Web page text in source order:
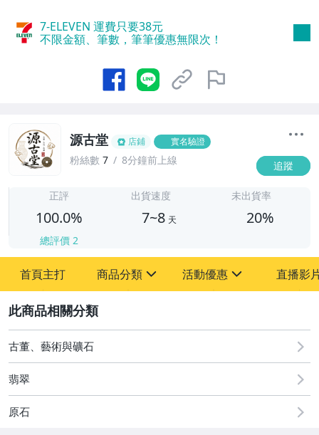
7-ELEVEN 運費只要38元
不限金額、筆數，筆筆優惠無限次！
源古堂 店鋪 實名驗證
粉絲數 7 8分鐘前上線 追蹤
正評
100.0%
總評價 2
出貨速度
7~8 天
未出貨率
20%
首頁主打 商品分類
其它
活動優惠
[全店] 周年慶
[全店] 粉絲專享
直播影
古董、藝術與礦石
翡翠
原石